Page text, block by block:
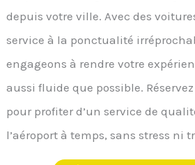
depuis votre ville. Avec des
service à la ponctualité
engageons à rendre votre
aussi fluide que possible.
pour profiter d’un service de
l’aéroport à temps, sans stress ni